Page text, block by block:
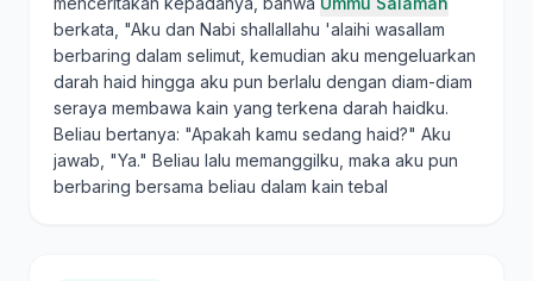
berkata, "Aku dan Nabi shallallahu 'alaihi wasallam
berbaring dalam selimut, kemudian aku mengeluarkan
darah haid hingga aku pun berlalu dengan diam-diam
seraya membawa kain yang terkena darah haidku.
Beliau bertanya: "Apakah kamu sedang haid?" Aku
jawab, "Ya." Beliau lalu memanggilku, maka aku pun
berbaring bersama beliau dalam kain tebal